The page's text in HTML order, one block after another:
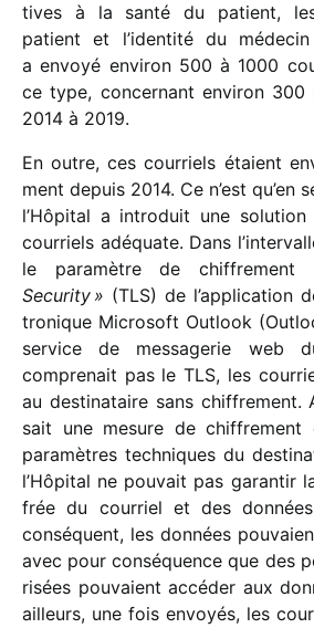
tives à la santé du patient,
patient et l’identité du méde­cin
a envoyé envi­ron 500 à 1000
ce type, concer­nant envi­ron
2014 à 2019.
En outre, ces cour­riels étaient
ment depuis 2014. Ce n’est qu’en
l’Hôpital a intro­duit une
cour­riels adéquate. Dans
le para­mètre de chif­fre­ment
Security » (TLS) de l’application
tro­nique Microsoft Outlook
service de messa­ge­rie web
compre­nait pas le TLS, les
au desti­na­taire sans chif­fre­ment.
sait une mesure de chif­fre­ment
para­mètres tech­niques du
l’Hôpital ne pouvait pas garan­tir
frée du cour­riel et des
consé­quent, les données
avec pour consé­quence que des
ri­sées pouvaient accé­der aux
ailleurs, une fois envoyés, les